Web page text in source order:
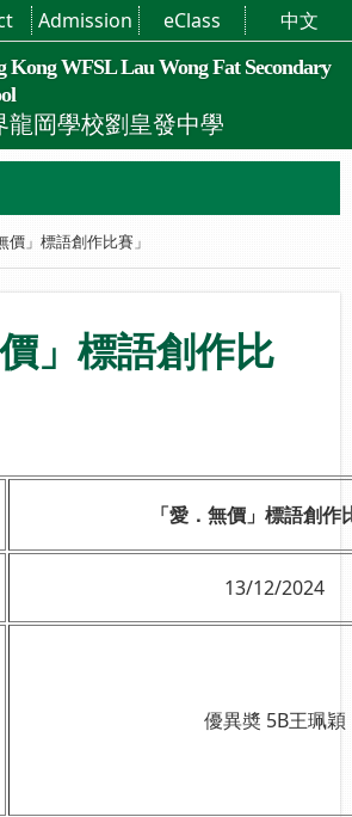
Kong WFSL Lau Wong Fat Secondary
龍岡學校劉皇發中學
Admission eClass 中文
價」標語創作比賽」
」標語創作比
「愛．無價」標語創作
13/12/2024
優異奬 5B王珮穎